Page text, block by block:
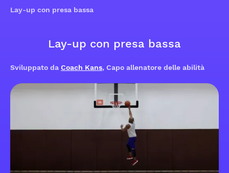
Lay-up con presa bassa
Lay-up con presa bassa
Sviluppato da Coach Kans, Capo allenatore delle abilità